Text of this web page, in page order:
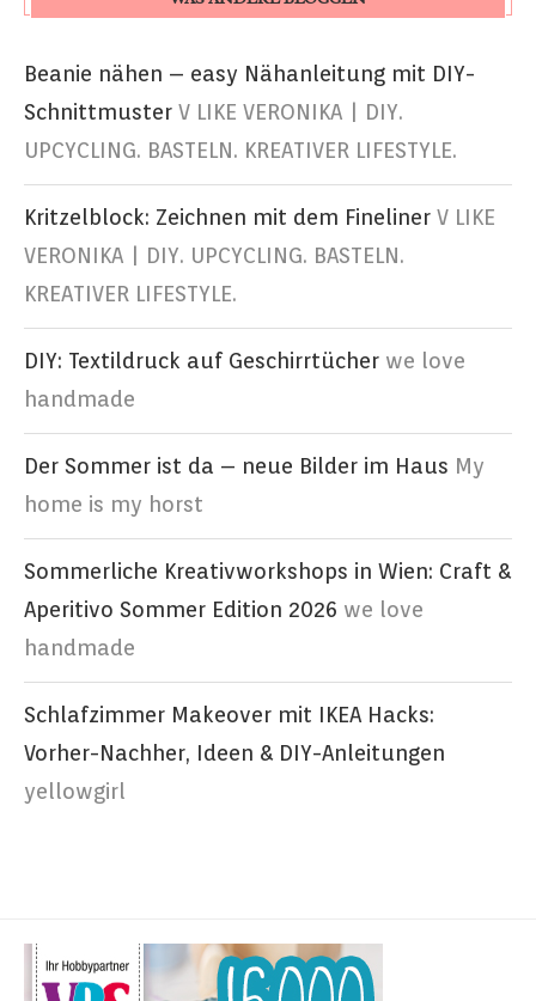
Beanie nähen – easy Nähanleitung mit DIY-
Schnittmuster V LIKE VERONIKA | DIY.
UPCYCLING. BASTELN. KREATIVER LIFESTYLE.
Kritzelblock: Zeichnen mit dem Fineliner V LIKE
VERONIKA | DIY. UPCYCLING. BASTELN.
KREATIVER LIFESTYLE.
DIY: Textildruck auf Geschirrtücher we love
handmade
Der Sommer ist da – neue Bilder im Haus My
home is my horst
Sommerliche Kreativworkshops in Wien: Craft &
Aperitivo Sommer Edition 2026 we love
handmade
Schlafzimmer Makeover mit IKEA Hacks:
Vorher-Nachher, Ideen & DIY-Anleitungen
yellowgirl